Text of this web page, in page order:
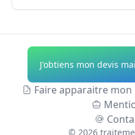
Traitement
d'Humidité des
Murs Rittershoffen
Traitement
d'Humidité des
Buhl
J'obtiens mon devis
Faire apparaitre
© 2026